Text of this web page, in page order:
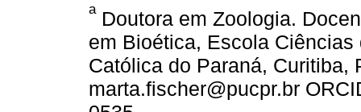
aDoutora em Zoologia.
em Bioética, Escola
Católica do Paraná, Curitiba,
marta.fischer@pucpr.br